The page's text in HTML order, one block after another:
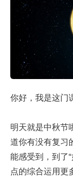
你好，我是这门
明天就是中秋节
道你有没有复习
能感受到，到了
点的综合运用更